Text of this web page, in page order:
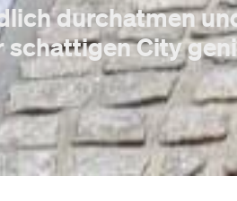
durchatmen
schattigen City